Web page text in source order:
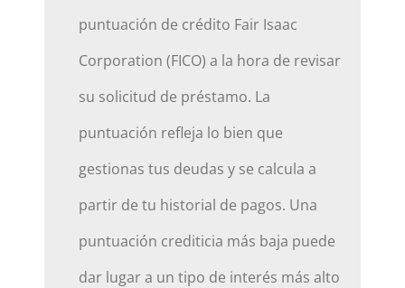
puntuación de crédito Fair Isaac
Corporation (FICO) a la hora de revisar
su solicitud de préstamo. La
puntuación refleja lo bien que
gestionas tus deudas y se calcula a
partir de tu historial de pagos. Una
puntuación crediticia más baja puede
dar lugar a un tipo de interés más alto